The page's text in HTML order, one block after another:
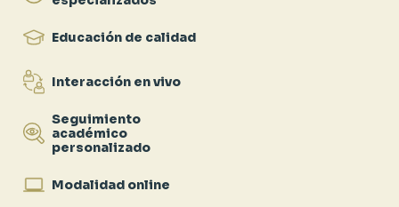
Educación de calidad
Interacción en vivo
Seguimiento
académico
personalizado
Modalidad online